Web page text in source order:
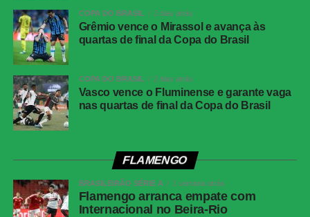
Jesus e Kaiki Bruno (Marlon); Lucas Romero, Matheus
Henrique e Eduardo (Marquinhos); Dudu (Christian), Kaio
Jorge (Bolasie) e Gabigol.Técnico:Leonardo Jardim
COMENTE ABAIXO:
WhatsApp
Facebook
Twitter
COPA DO BRASIL 2 dias atrás
Grêmio vence o Mirassol e avança às
quartas de final da Copa do Brasil
COPA DO BRASIL 2 dias atrás
Vasco vence o Fluminense e garante vaga
nas quartas de final da Copa do Brasil
FLAMENGO
BRASILEIRÃO SÉRIE A 1 semana atrás
Flamengo arranca empate com
Internacional no Beira-Rio